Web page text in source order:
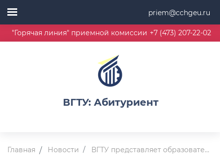
priem@cchgeu.ru
"Горячая линия" приемной комиссии +7 (473) 207-22-02
ВГТУ: Абитуриент
Главная Новости ВГТУ представляет образовательный проект параллельного обучения «Школа - Колледж - ВУЗ»